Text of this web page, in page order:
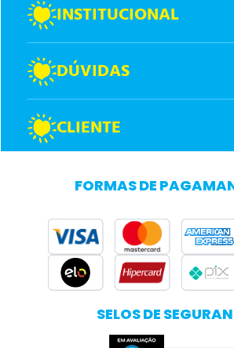
INSTITUCIONAL
DÚVIDAS
CLIENTE
FORMAS DE
SELOS DE